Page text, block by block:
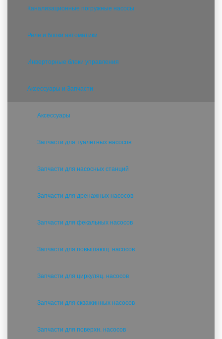
Канализационные погружные насосы
Реле и блоки автоматики
Инверторные блоки управления
Аксессуары и Запчасти
Аксессуары
Запчасти для туалетных насосов
Запчасти для насосных станций
Запчасти для дренажных насосов
Запчасти для фекальных насосов
Запчасти для повышающ. насосов
Запчасти для циркуляц. насосов
Запчасти для скважинных насосов
Запчасти для поверхн. насосов